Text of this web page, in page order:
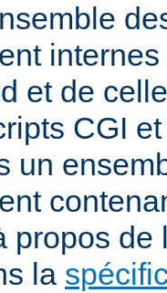
et de
CGI
un
propos de
la